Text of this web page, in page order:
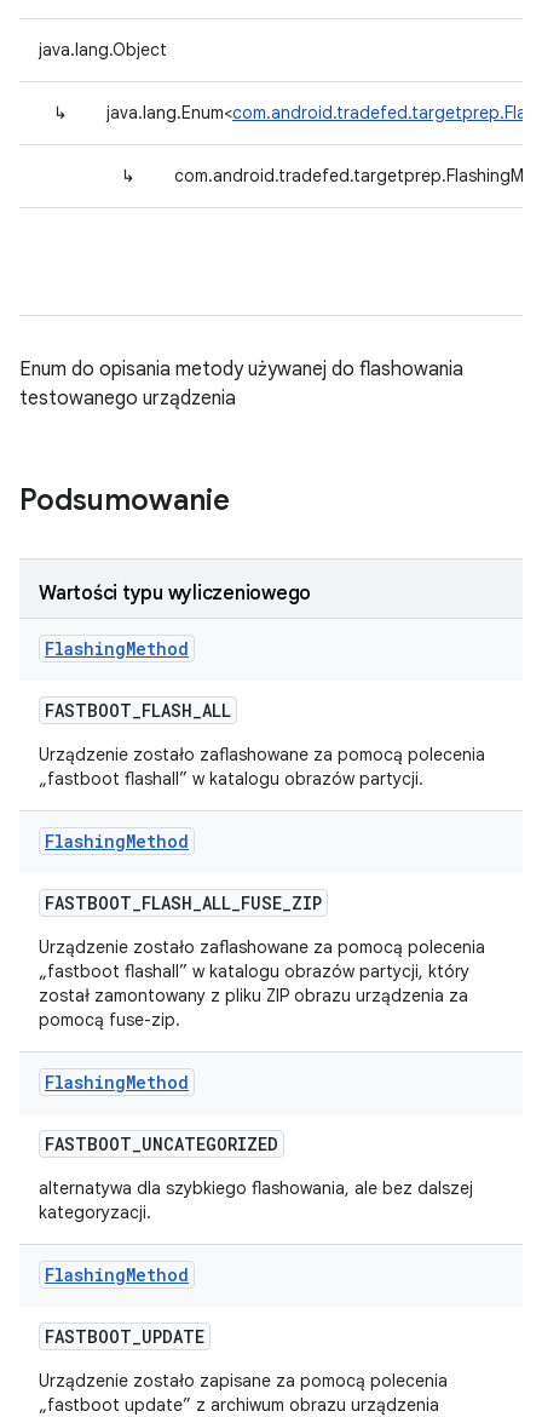
java.lang.Object
↳ java.lang.Enum<
↳
Enum do opisania metody używanej do flashowania
testowanego urządzenia
Podsumowanie
Wartości typu wyliczeniowego
FlashingMethod
FASTBOOT_FLASH_ALL
Urządzenie zostało zaflashowane za pomocą polecenia
„fastboot flashall” w katalogu obrazów partycji.
FlashingMethod
FASTBOOT_FLASH_ALL_FUSE_ZIP
Urządzenie zostało zaflashowane za pomocą polecenia
„fastboot flashall” w katalogu obrazów partycji, który
został zamontowany z pliku ZIP obrazu urządzenia za
pomocą fuse-zip.
FlashingMethod
FASTBOOT_UNCATEGORIZED
alternatywa dla szybkiego flashowania, ale bez dalszej
kategoryzacji.
FlashingMethod
FASTBOOT_UPDATE
Urządzenie zostało zapisane za pomocą polecenia
„fastboot update” z archiwum obrazu urządzenia